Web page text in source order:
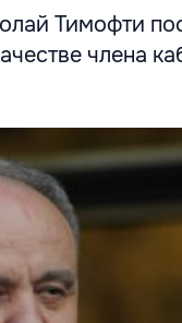
Тимофти
члена